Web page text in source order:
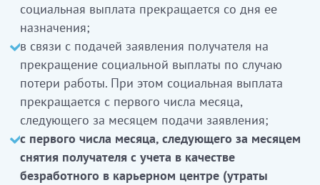
социальная выплата прекращается со дня ее
назначения;
в связи с подачей заявления получателя на
прекращение социальной выплаты по случаю
потери работы. При этом социальная выплата
прекращается с первого числа месяца,
следующего за месяцем подачи заявления;
с первого числа месяца, следующего за месяцем
снятия получателя с учета в качестве
безработного в карьерном центре (утраты